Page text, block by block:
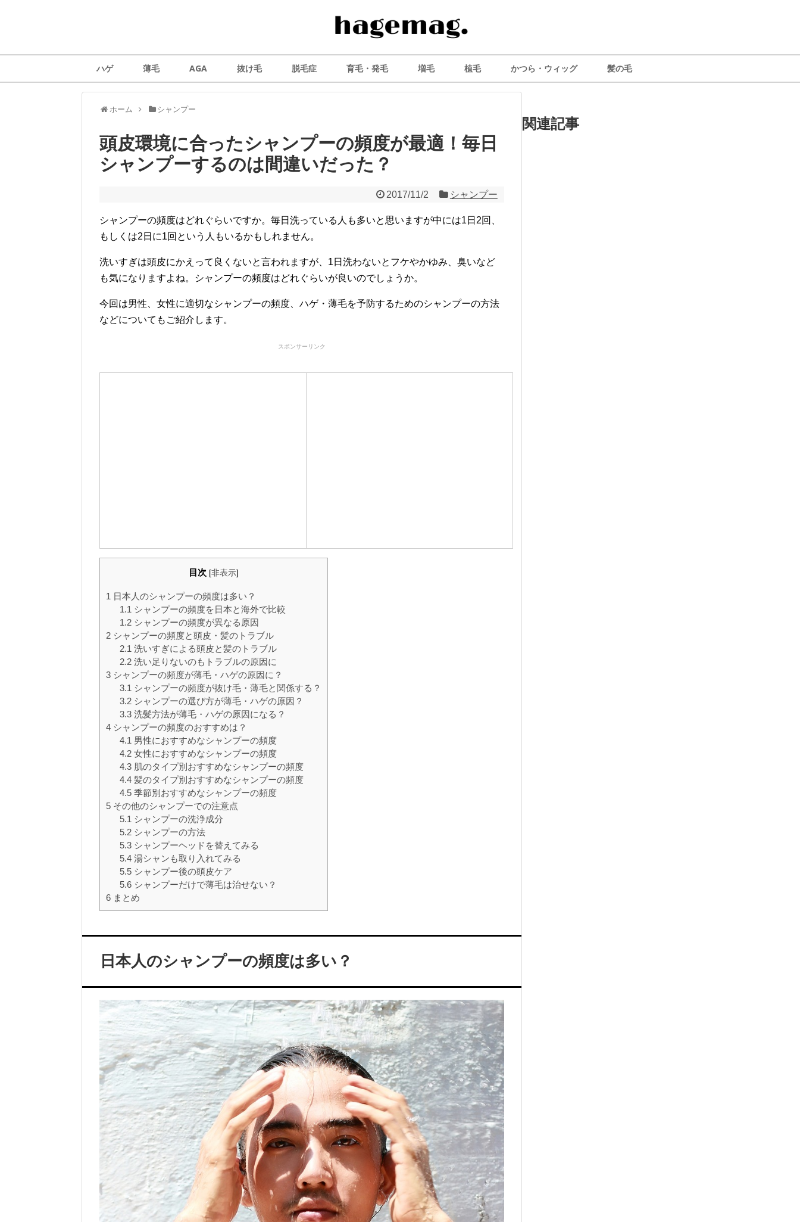
ハゲ 薄毛 AGA 抜け毛 脱毛症 育毛・発毛 増毛 植毛 かつら・ウィッグ 髪の毛
ホーム シャンプー
頭皮環境に合ったシャンプーの頻度が最適！毎日
シャンプーするのは間違いだった？
2017/11/2 シャンプー
シャンプーの頻度はどれぐらいですか。毎日洗っている人も多いと思いますが中には1日2回、
もしくは2日に1回という人もいるかもしれません。
洗いすぎは頭皮にかえって良くないと言われますが、1日洗わないとフケやかゆみ、臭いなど
も気になりますよね。シャンプーの頻度はどれぐらいが良いのでしょうか。
今回は男性、女性に適切なシャンプーの頻度、ハゲ・薄毛を予防するためのシャンプーの方法
などについてもご紹介します。
スポンサーリンク
目次 [非表示]
1 日本人のシャンプーの頻度は多い？
1.1 シャンプーの頻度を日本と海外で比較
1.2シャンプーの頻度が異なる原因
2 シャンプーの頻度と頭皮・髪のトラブル
2.1 洗いすぎによる頭皮と髪のトラブル
2.2洗い足りないのもトラブルの原因に
3 シャンプーの頻度が薄毛・ハゲの原因に？
3.1 シャンプーの頻度が抜け毛・薄毛と関係する？
3.2シャンプーの選び方が薄毛・ハゲの原因？
3.3洗髪方法が薄毛・ハゲの原因になる？
4 シャンプーの頻度のおすすめは？
4.1 男性におすすめなシャンプーの頻度
4.2女性におすすめなシャンプーの頻度
4.3肌のタイプ別おすすめなシャンプーの頻度
4.4髪のタイプ別おすすめなシャンプーの頻度
4.5季節別おすすめなシャンプーの頻度
5 その他のシャンプーでの注意点
5.1 シャンプーの洗浄成分
5.2シャンプーの方法
5.3シャンプーヘッドを替えてみる
5.4湯シャンも取り入れてみる
5.5シャンプー後の頭皮ケア
5.6シャンプーだけで薄毛は治せない？
6 まとめ
日本人のシャンプーの頻度は多い？
関連記事